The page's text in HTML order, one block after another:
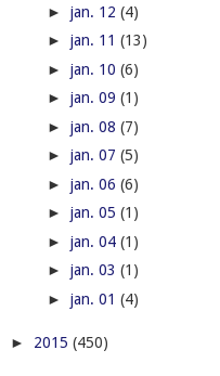
► jan. 12 (4)
► jan. 11 (13)
► jan. 10 (6)
► jan. 09 (1)
► jan. 08 (7)
► jan. 07 (5)
► jan. 06 (6)
► jan. 05 (1)
► jan. 04 (1)
► jan. 03 (1)
► jan. 01 (4)
► 2015 (450)